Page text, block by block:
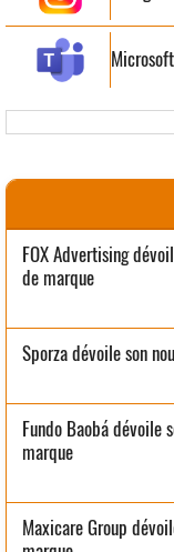
FOX Advertising
de marque
Sporza dévoile son
Fundo Baobá dévoile
marque
Maxicare Group